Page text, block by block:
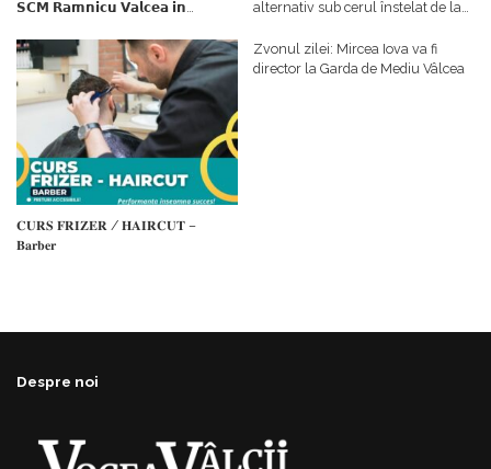
𝗦𝗖𝗠 𝗥𝗮𝗺𝗻𝗶𝗰𝘂 𝗩𝗮𝗹𝗰𝗲𝗮 𝗶𝗻
𝗳𝗶𝗻𝗮𝗻𝘁𝗮𝘁𝗼𝗿
alternativ sub cerul înstelat de la
𝐂𝐔𝐑𝐒 𝐅𝐑𝐈𝐙𝐄𝐑 / 𝐇𝐀𝐈𝐑𝐂𝐔𝐓 –
𝐁𝐚𝐫𝐛𝐞𝐫
Zvonul zilei: Mircea Iova va fi
director la Garda de Mediu Vâlcea
Despre noi